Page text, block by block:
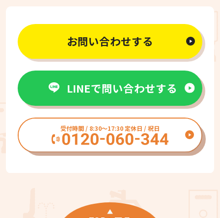
お問い合わせする
LINEで問い合わせする
受付時間 / 8:30〜17:30 定休日 / 祝日